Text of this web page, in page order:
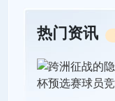
热门资讯